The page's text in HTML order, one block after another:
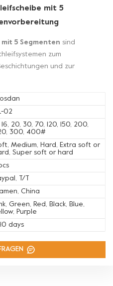
mit 5
5 Segmenten sind
zum
und zur
02
16, 20, 30, 70, 120, 150, 200,
300, 400#
Medium, Hard, Extra soft or
Super soft or hard
T/T
China
Green, Red, Black, Blue,
Purple
days